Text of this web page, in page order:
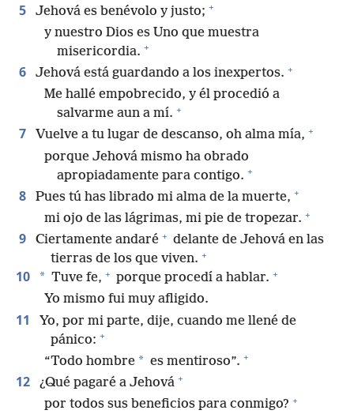
5 Jehová es benévolo y justo; +
y nuestro Dios es Uno que muestra
misericordia. +
6 Jehová está guardando a los inexpertos. +
Me hallé empobrecido, y él procedió a
salvarme aun a mí. +
7 Vuelve a tu lugar de descanso, oh alma mía, +
porque Jehová mismo ha obrado
apropiadamente para contigo. +
8 Pues tú has librado mi alma de la muerte, +
mi ojo de las lágrimas, mi pie de tropezar. +
9 Ciertamente andaré + delante de Jehová en las
tierras de los que viven. +
10 * Tuve fe, + porque procedí a hablar. +
Yo mismo fui muy afligido.
11
Yo, por mi parte, dije, cuando me llené de
pánico: +
“Todo hombre * es mentiroso”. +
12 ¿Qué pagaré a Jehová +
por todos sus beneficios para conmigo? +